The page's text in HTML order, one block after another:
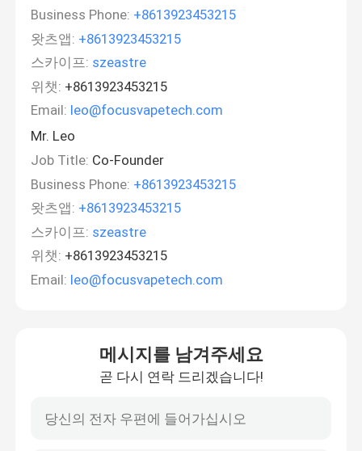
Business Phone: +8613923453215
왓츠앱: +8613923453215
스카이프: szeastre
위챗: +8613923453215
Email: leo@focusvapetech.com
Mr. Leo
Job Title: Co-Founder
Business Phone: +8613923453215
왓츠앱: +8613923453215
스카이프: szeastre
위챗: +8613923453215
Email: leo@focusvapetech.com
메시지를 남겨주세요
곧 다시 연락 드리겠습니다!